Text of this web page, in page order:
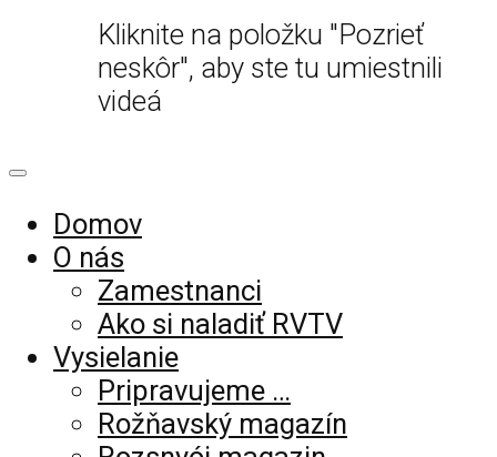
Kliknite na položku "Pozrieť
neskôr", aby ste tu umiestnili
videá
Domov
O nás
Zamestnanci
Ako si naladiť RVTV
Vysielanie
Pripravujeme …
Rožňavský magazín